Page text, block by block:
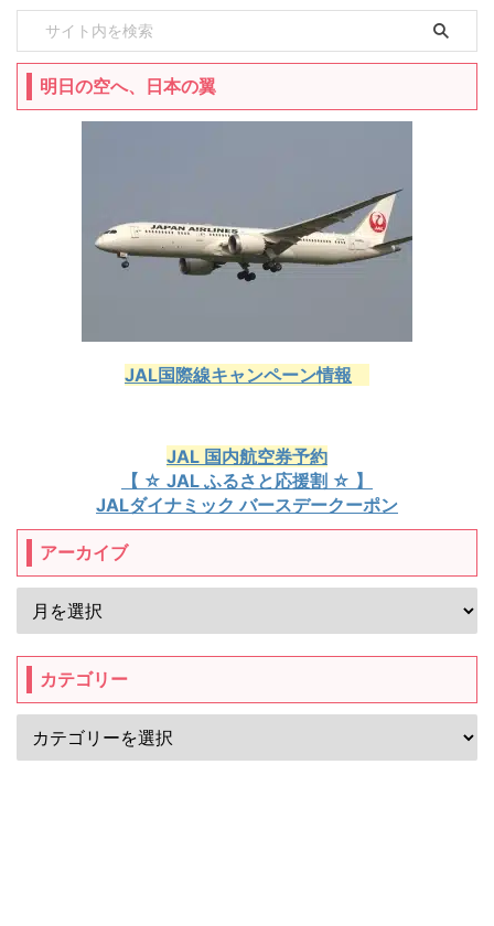
明日の空へ、日本の翼
JAL国際線キャンペーン情報
JAL 国内航空券予約
【 ☆ JAL ふるさと応援割 ☆ 】
JALダイナミック バースデークーポン
アーカイブ
カテゴリー